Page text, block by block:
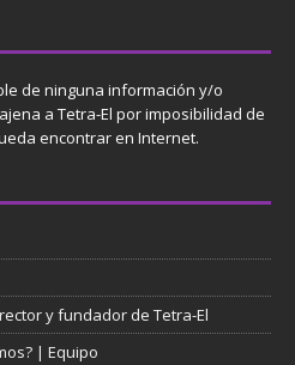
de ninguna información y/o
a Tetra-El por imposibilidad de
encontrar en Internet.
y fundador de Tetra-El
| Equipo